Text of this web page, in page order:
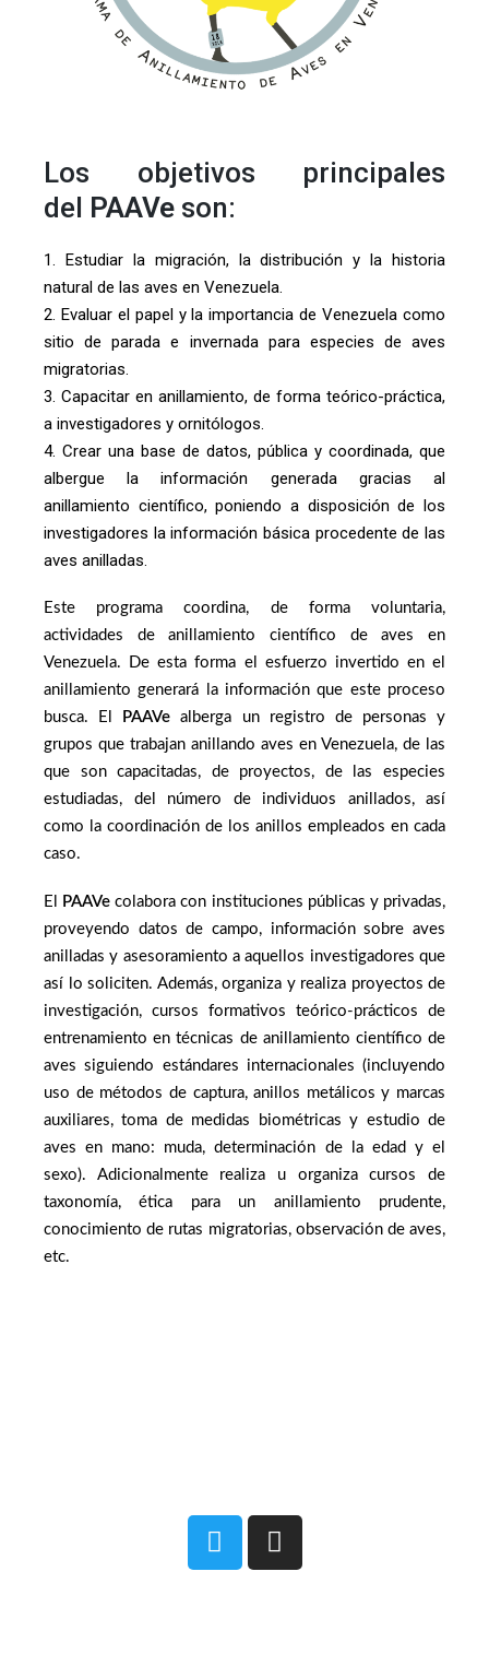
Los objetivos principales
del PAAVe son:
1. Estudiar la migración, la distribución y la historia
natural de las aves en Venezuela.
2. Evaluar el papel y la importancia de Venezuela como
sitio de parada e invernada para especies de aves
migratorias.
3. Capacitar en anillamiento, de forma teórico-práctica,
a investigadores y ornitólogos.
4. Crear una base de datos, pública y coordinada, que
albergue la información generada gracias al
anillamiento científico, poniendo a disposición de los
investigadores la información básica procedente de las
aves anilladas.
Este programa coordina, de forma voluntaria,
actividades de anillamiento científico de aves en
Venezuela. De esta forma el esfuerzo invertido en el
anillamiento generará la información que este proceso
busca. El
PAAVe alberga un registro de personas y
grupos que trabajan anillando aves en Venezuela, de las
que son capacitadas, de proyectos, de las especies
estudiadas, del número de individuos anillados, así
como la coordinación de los anillos empleados en cada
caso.
El PAAVe colabora con instituciones públicas y privadas,
proveyendo datos de campo, información sobre aves
anilladas y asesoramiento a aquellos investigadores que
así lo soliciten. Además, organiza y realiza proyectos de
investigación, cursos formativos teórico-prácticos de
entrenamiento en técnicas de anillamiento científico de
aves siguiendo estándares internacionales (incluyendo
uso de métodos de captura, anillos metálicos y marcas
auxiliares, toma de medidas biométricas y estudio de
aves en mano: muda, determinación de la edad y el
sexo). Adicionalmente realiza u organiza cursos de
taxonomía, ética para un anillamiento prudente,
conocimiento de rutas migratorias, observación de aves,
etc.